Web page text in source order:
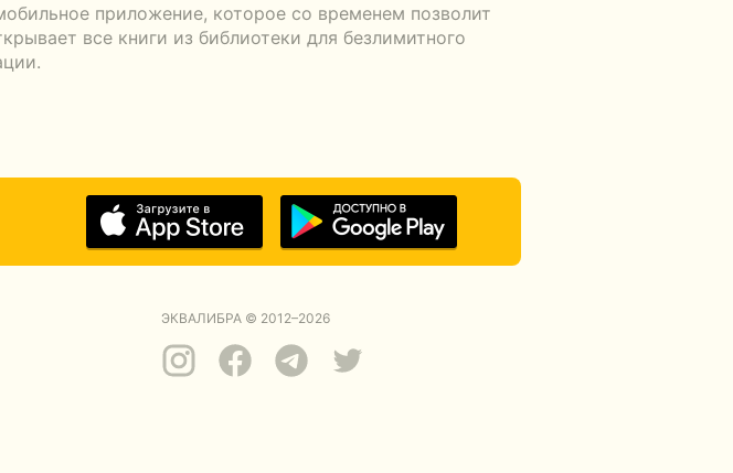
приложение, которое со временем позволит
все книги из библиотеки для безлимитного
ЭКВАЛИБРА © 2012–2026